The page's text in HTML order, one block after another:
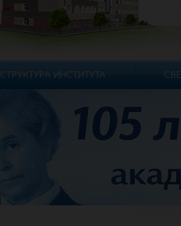
СТРУКТУРА ИНСТИТУТА